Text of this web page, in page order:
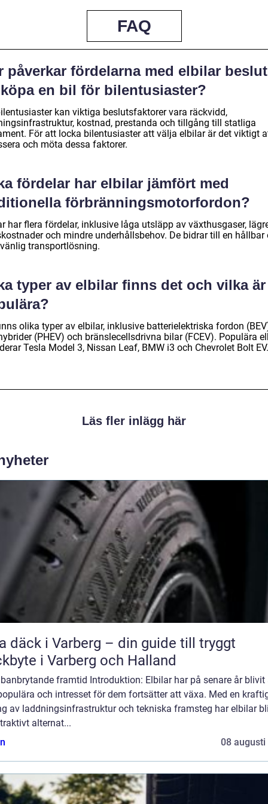
FAQ
påverkar fördelarna med elbilar
en bil för bilentusiaster?
kan viktiga beslutsfaktorer vara räckvidd,
kostnad, prestanda och tillgång till statliga
För att locka bilentusiaster att välja elbilar är det viktigt
och möta dessa faktorer.
fördelar har elbilar jämfört med
förbränningsmotorfordon?
har flera fördelar, inklusive låga utsläpp av växthusgaser,
och mindre underhållsbehov. De bidrar till en hållbar
transportlösning.
typer av elbilar finns det och vilka är
olika typer av elbilar, inklusive batterielektriska fordon
(PHEV) och bränslecellsdrivna bilar (FCEV). Populära
Tesla Model 3, Nissan Leaf, BMW i3 och Chevrolet Bolt EV.
Läs fler inlägg här
däck i Varberg – din guide till tryggt
i Varberg och Halland
framtid Introduktion: Elbilar har på senare år blivit
och intresset för dem fortsätter att växa. Med en
av laddningsinfrastruktur och tekniska framsteg har elbilar
alternat...
08 augusti